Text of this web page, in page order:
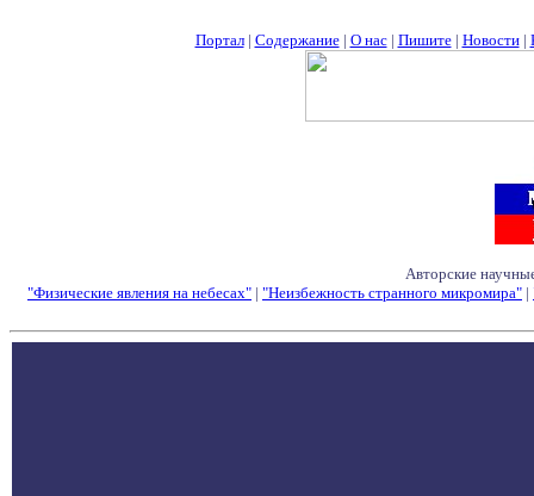
Портал| Содержание| О нас| Пишите| Новости|
Авторские
"Физические явления на небесах" | "Неизбежность странного микромира" |